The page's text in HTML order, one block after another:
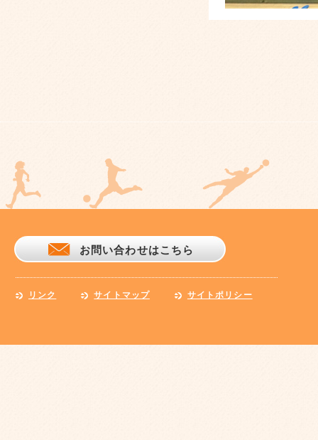
お問い合わせはこちら
リンク サイトマップ サイトポリシー